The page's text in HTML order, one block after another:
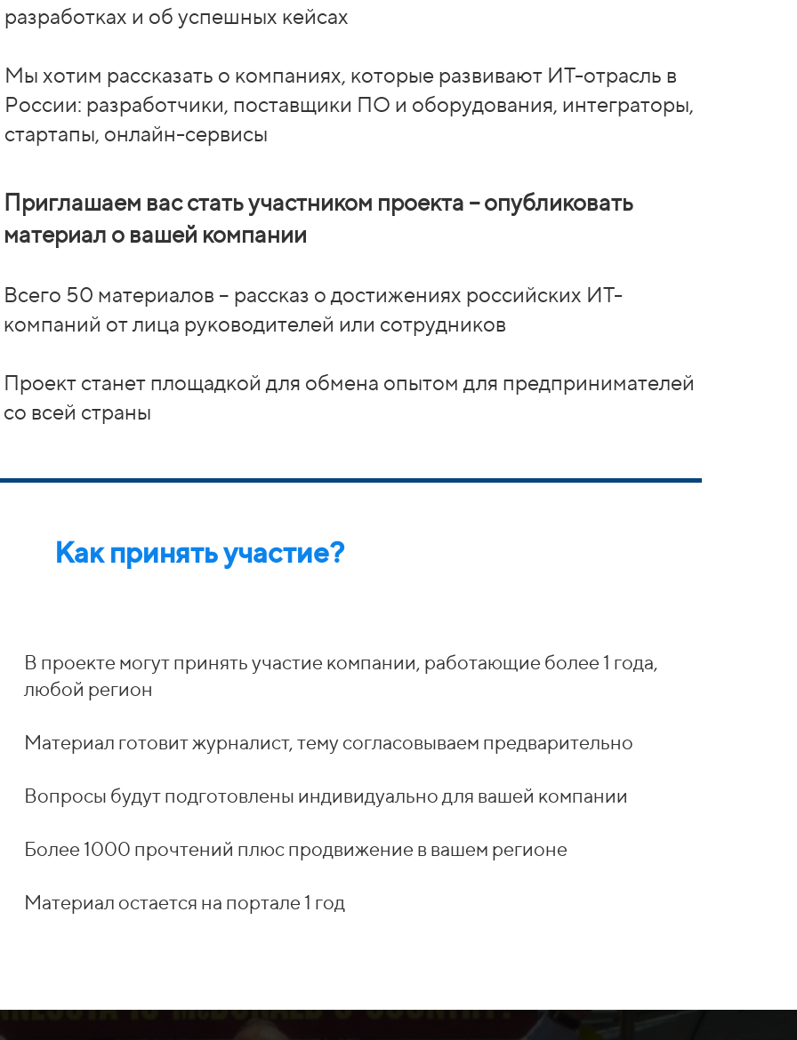
разработках и об успешных кейсах
Мы хотим рассказать о компаниях, которые развивают ИТ-отрасль в
России: разработчики, поставщики ПО и оборудования, интеграторы,
стартапы, онлайн-сервисы
Приглашаем вас стать участником проекта – опубликовать
материал о вашей компании
Всего 50 материалов – рассказ о достижениях российских ИТ-
компаний от лица руководителей или сотрудников
Проект станет площадкой для обмена опытом для предпринимателей
со всей страны
Как принять участие?
В проекте могут принять участие компании, работающие более 1 года,
любой регион
Материал готовит журналист, тему согласовываем предварительно
Вопросы будут подготовлены индивидуально для вашей компании
Более 1000 прочтений плюс продвижение в вашем регионе
Материал остается на портале 1 год